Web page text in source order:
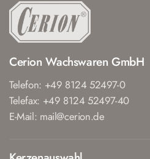
Cerion Wachswaren GmbH
Telefon: +49 8124 52497-0
Telefax: +49 8124 52497-40
E-Mail: mail@cerion.de